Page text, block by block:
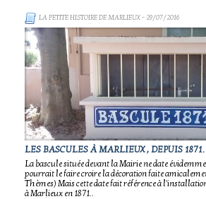
LA PETITE HISTOIRE DE MARLIEUX- 29/07/2016
LES BASCULES À MARLIEUX , DEPUIS 1871.
La bascule située devant la Mairie ne date
pourrait le faire croire la décoration faite
Thèmes) Mais cette date fait référence à
à Marlieux en 1871..